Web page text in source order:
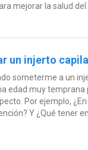
mejorar la salud del
un injerto
someterme a un
edad muy temprana
Por ejemplo,
Y ¿Qué tener